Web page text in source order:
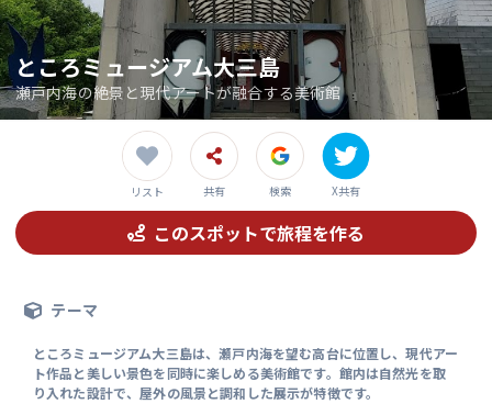
ところミュージアム大三島
瀬戸内海の絶景と現代アートが融合する美術館
リスト 共有 検索 X共有
このスポットで旅程を作る
テーマ
ところミュージアム大三島は、瀬戸内海を望む高台に位置し、現代アー
ト作品と美しい景色を同時に楽しめる美術館です。館内は自然光を取
り入れた設計で、屋外の風景と調和した展示が特徴です。